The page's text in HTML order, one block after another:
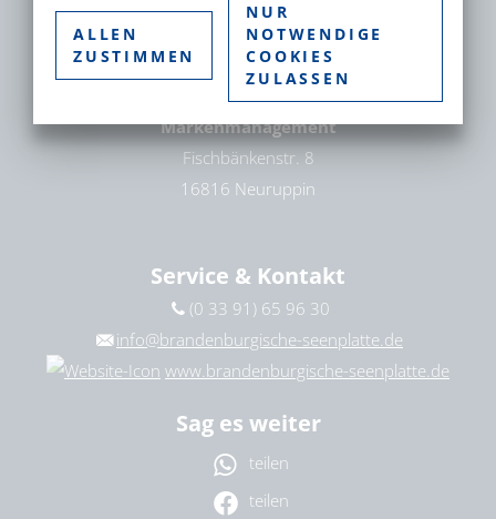
bitte wählen
Brandenburgische Seenplatte GmbH –
Gesellschaft für Tourismus und
Markenmanagement
Fischbänkenstr. 8
16816 Neuruppin
Service & Kontakt
(0 33 91) 65 96 30
info@brandenburgische-seenplatte.de
www.brandenburgische-seenplatte.de
Sag es weiter
teilen
teilen
ALLEN
ZUSTIMMEN
NUR
NOTWENDIGE
COOKIES
ZULASSEN